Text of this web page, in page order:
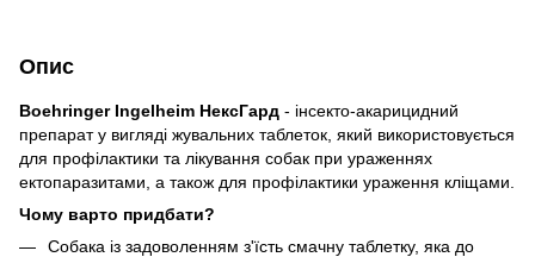
Опис
Boehringer Ingelheim НексГард - інсекто-акарицидний
препарат у вигляді жувальних таблеток, який використовується
для профілактики та лікування собак при ураженнях
ектопаразитами, а також для профілактики ураження кліщами.
Чому варто придбати?
Собака із задоволенням з'їсть смачну таблетку, яка до